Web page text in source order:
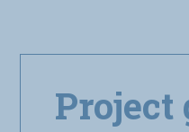
Project